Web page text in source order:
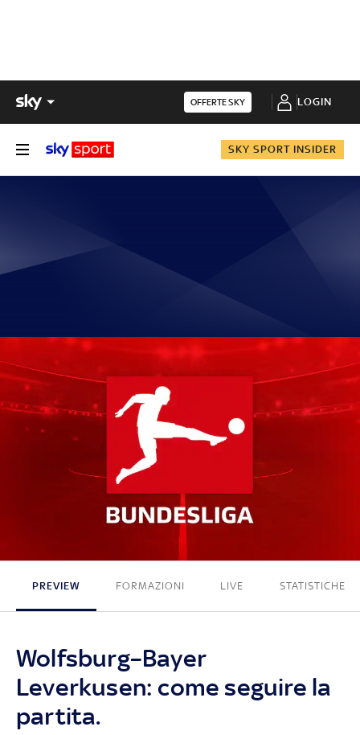
OFFERTE SKY LOGIN
SKY SPORT INSIDER
1 - 3
PREVIEW FORMAZIONI LIVE STATISTICHE
Wolfsburg–Bayer
Leverkusen: come seguire la
partita.